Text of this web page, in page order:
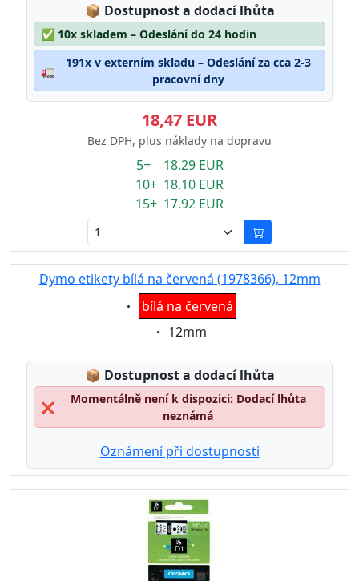
📦 Lagerstatus:
Dostupnost a dodací lhůta
✅ 10x skladem – Odeslání do 24 hodin
🚛
191x v externím skladu – Odeslání za cca 2-3
pracovní dny
18,47 EUR
Bez DPH, plus náklady na dopravu
5+ 18.29 EUR
10+ 18.10 EUR
15+ 17.92 EUR
Dymo etikety bílá na červená (1978366), 12mm
Eigenschaft:
bílá na červená
Eigenschaft:
12mm
📦 Lagerstatus:
Dostupnost a dodací lhůta
❌
Momentálně není k dispozici: Dodací lhůta
neznámá
Oznámení při dostupnosti